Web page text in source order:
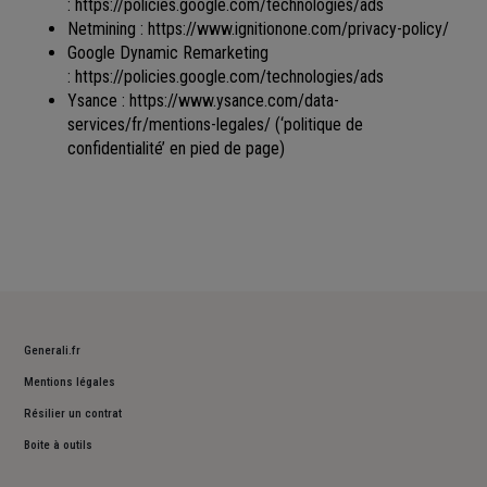
: https://policies.google.com/technologies/ads
Netmining : https://www.ignitionone.com/privacy-policy/
Google Dynamic Remarketing
: https://policies.google.com/technologies/ads
Ysance : https://www.ysance.com/data-
services/fr/mentions-legales/ (‘politique de
confidentialité’ en pied de page)
Generali.fr
Mentions légales
Résilier un contrat
Boite à outils